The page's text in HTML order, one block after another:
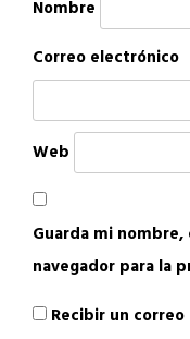
Nombre
Correo electrónico
Web
Guarda mi
navegador para la
Recibir un